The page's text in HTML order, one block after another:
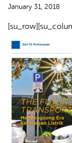
January 31, 2018